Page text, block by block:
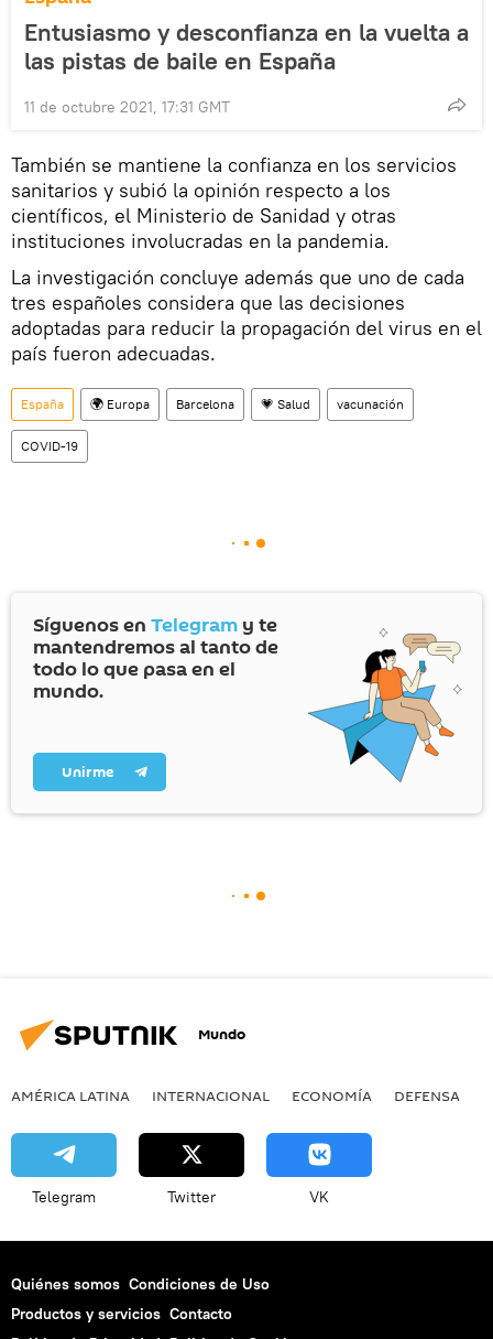
Entusiasmo y desconfianza en la vuelta a
las pistas de baile en España
11 de octubre 2021, 17:31 GMT
También se mantiene la confianza en los servicios
sanitarios y subió la opinión respecto a los
científicos, el Ministerio de Sanidad y otras
instituciones involucradas en la pandemia.
La investigación concluye además que uno de cada
tres españoles considera que las decisiones
adoptadas para reducir la propagación del virus en el
país fueron adecuadas.
España 🌍 Europa Barcelona 💗 Salud vacunación
COVID-19
Síguenos en Telegram y te
mantendremos al tanto de
todo lo que pasa en el
mundo.
Unirme
Mundo
AMÉRICA LATINA INTERNACIONAL ECONOMÍA DEFENSA
Telegram Twitter VK
Quiénes somos Condiciones de Uso
Productos y servicios Contacto